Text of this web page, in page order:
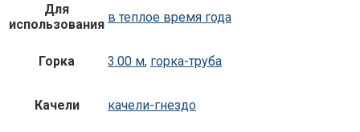
Для
использования в теплое время года
Горка 3.00 м, горка-труба
Качели качели-гнездо